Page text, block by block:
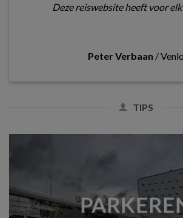
Deze reiswebsite heeft voor
Peter Verbaan /Venlo
TIPS